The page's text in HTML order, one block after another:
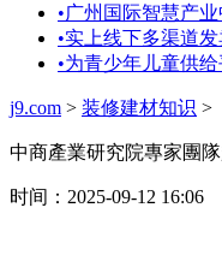
•广州国际智慧产
•实上线下多渠道发
•为青少年儿童供
j9.com > 装修建材知识 >
中商產業研究院專家團
时间：2025-09-12 16:06